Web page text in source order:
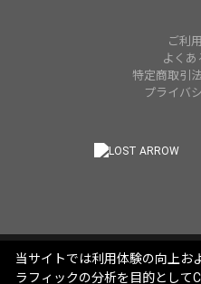
ご利
よくあ
特定商取引
プライバ
当サイトでは利用体験の向上お
ラフィックの分析を目的として